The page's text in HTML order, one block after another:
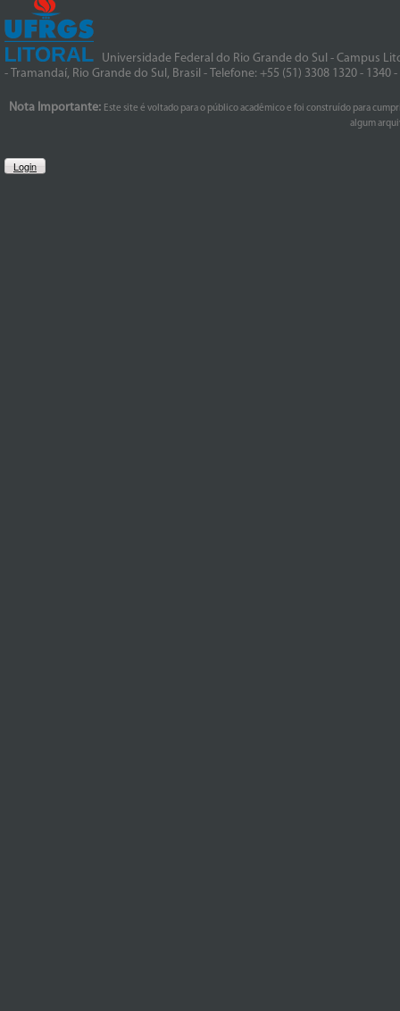
Universidade Federal do Rio Grande do Sul - Campus
- Tramandaí, Rio Grande do Sul, Brasil - Telefone: +55 (51) 3308 1320 - 1340
Nota Importante: Este site é voltado para o público acadêmico e foi construído para
algum
Login